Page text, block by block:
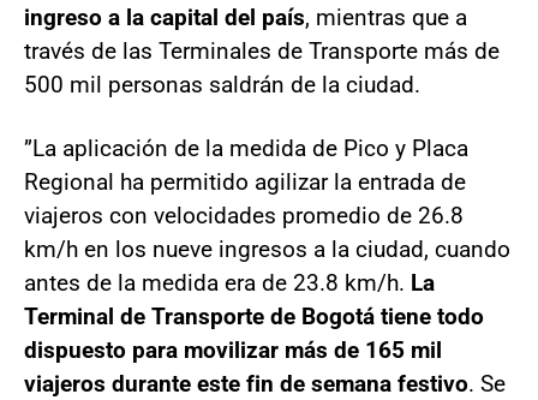
ingreso a la capital del país, mientras que a
través de las Terminales de Transporte más de
500 mil personas saldrán de la ciudad.
”La aplicación de la medida de Pico y Placa
Regional ha permitido agilizar la entrada de
viajeros con velocidades promedio de 26.8
km/h en los nueve ingresos a la ciudad, cuando
antes de la medida era de 23.8 km/h. La
Terminal de Transporte de Bogotá tiene todo
dispuesto para movilizar más de 165 mil
viajeros durante este fin de semana festivo. Se